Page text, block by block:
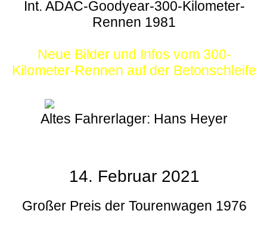
Int. ADAC-Goodyear-300-Kilometer-
Rennen 1981
Neue Bilder und Infos vom 300-
Kilometer-Rennen auf der Betonschleife
Altes Fahrerlager: Hans Heyer
14. Februar 2021
Großer Preis der Tourenwagen 1976